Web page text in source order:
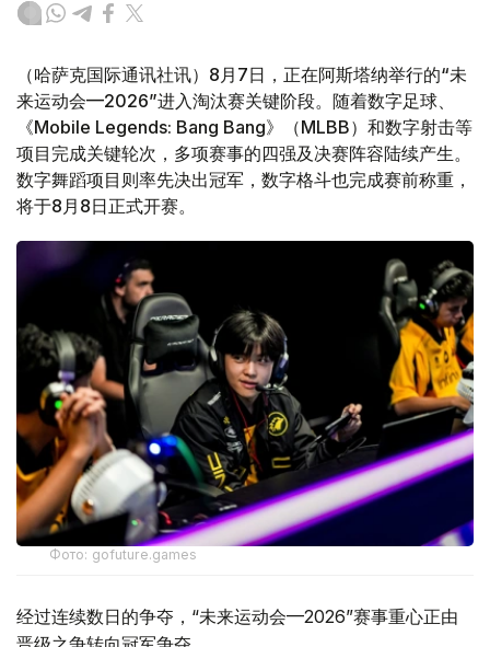
（哈萨克国际通讯社讯）8月7日，正在阿斯塔纳举行的“未
来运动会—2026”进入淘汰赛关键阶段。随着数字足球、
《Mobile Legends: Bang Bang》（MLBB）和数字射击等
项目完成关键轮次，多项赛事的四强及决赛阵容陆续产生。
数字舞蹈项目则率先决出冠军，数字格斗也完成赛前称重，
将于8月8日正式开赛。
Фото: gofuture.games
经过连续数日的争夺，“未来运动会—2026”赛事重心正由